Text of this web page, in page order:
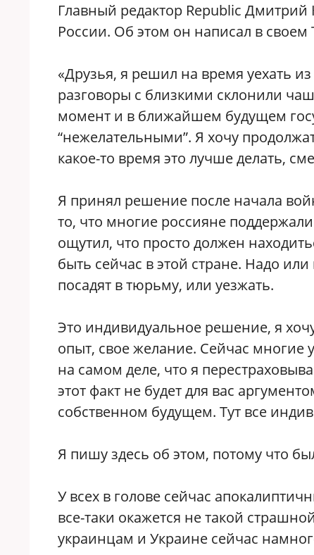
Главный редактор Republic
России. Об этом он написал в своем
«Друзья, я решил на время уехать
разговоры с близкими склонили
момент и в ближайшем будущем
“нежелательными”. Я хочу
какое-то время это лучше делать,
Я принял решение после начала
то, что многие россияне
ощутил, что просто должен
быть сейчас в этой стране. Надо или
посадят в тюрьму, или уезжать.
Это индивидуальное решение, я
опыт, свое желание. Сейчас
на самом деле, что я
этот факт не будет для вас
собственном будущем. Тут все
Я пишу здесь об этом, потому что
У всех в голове сейчас
все-таки окажется не такой
украинцам и Украине сейчас